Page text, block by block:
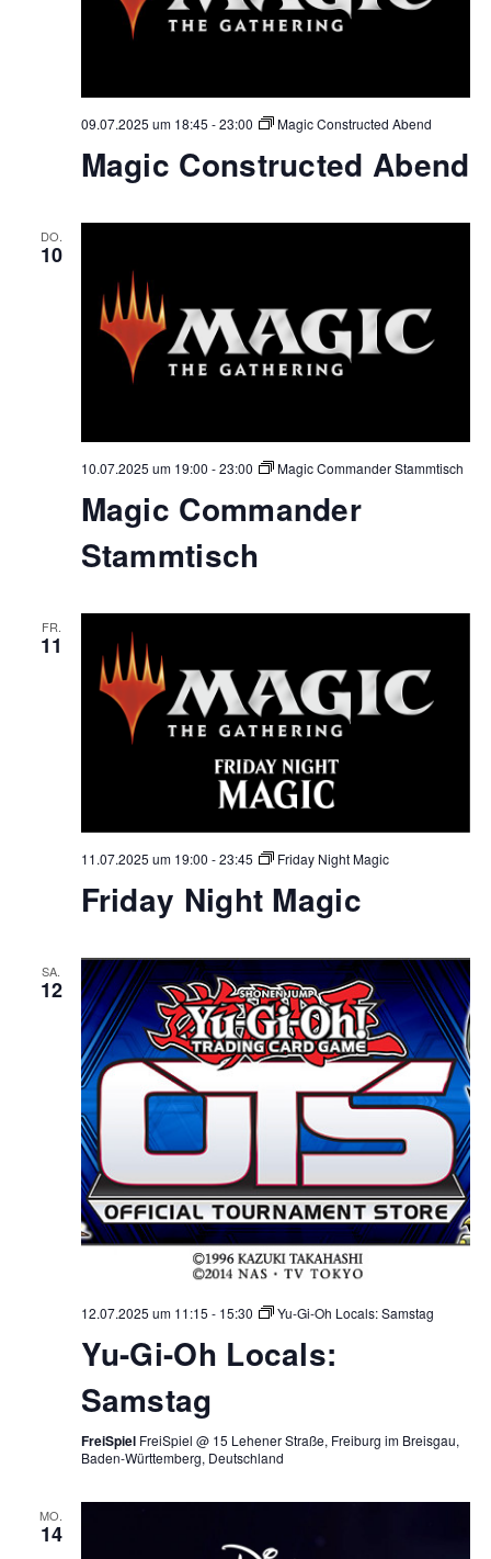
09.07.2025 um 18:45 -23:00 Magic Constructed Abend
Magic Constructed Abend
DO.
10
10.07.2025 um 19:00 -23:00 Magic Commander Stammtisch
Magic Commander
Stammtisch
FR.
11
11.07.2025 um 19:00 -23:45 Friday Night Magic
Friday Night Magic
SA.
12
12.07.2025 um 11:15 - 15:30 Yu-Gi-Oh Locals: Samstag
Yu-Gi-Oh Locals:
Samstag
FreiSpiel FreiSpiel @ 15 Lehener Straße, Freiburg im Breisgau,
Baden-Württemberg, Deutschland
MO.
14